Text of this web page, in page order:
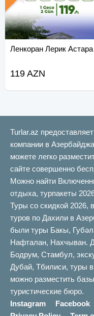
Ленкоран Лерик Астара
119 AZN
Turlar.az
компании в
можете легко
сайте совершенно
Можно найти
отдыха, турпакеты
Туры со скидкой 2026,
туров по Дахили в
были туры Бакы,
Нафталан, Нахчыван.
Бодрум, Стамбул,
Дубай, Тбилиси, туры
можно разместить
туристические бюро.
Instagram
Facebook